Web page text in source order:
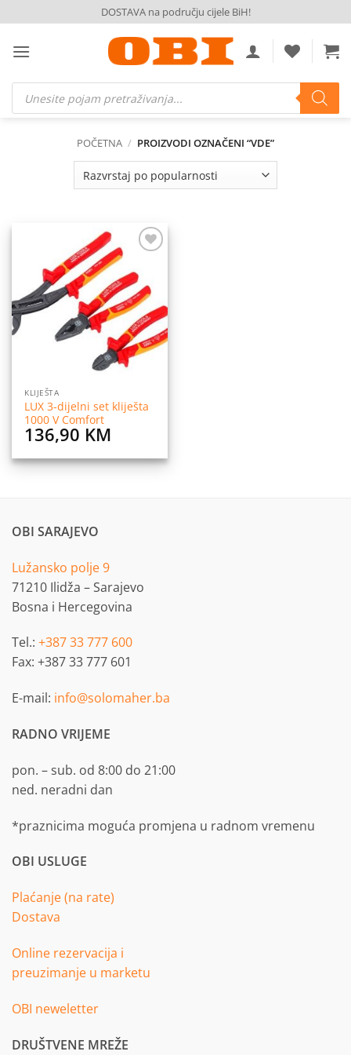
to
content
DOSTAVA na području cijele BiH!
Products
search
POČETNA / PROIZVODI OZNAČENI “VDE”
listu
želja
KLIJEŠTA
LUX 3-dijelni set kliješta
1000 V Comfort
136,90 KM
OBI SARAJEVO
Lužansko polje 9
71210 Ilidža – Sarajevo
Bosna i Hercegovina
Tel.: +387 33 777 600
Fax: +387 33 777 601
E-mail: info@solomaher.ba
RADNO VRIJEME
pon. – sub. od 8:00 do 21:00
ned. neradni dan
*praznicima moguća promjena u radnom vremenu
OBI USLUGE
Plaćanje (na rate)
Dostava
Online rezervacija i
preuzimanje u marketu
OBI neweletter
DRUŠTVENE MREŽE